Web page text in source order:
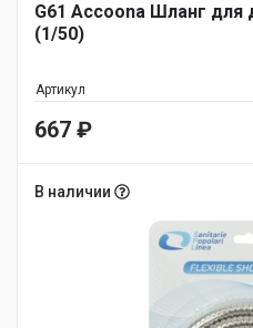
G61 Accoona Шланг
(1/50)
Артикул
667 ₽
В наличии